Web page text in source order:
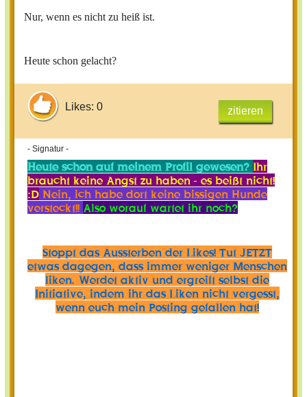
Nur, wenn es nicht zu heiß ist.
Heute schon gelacht?
Likes: 0 zitieren
- Signatur -
Heute schon auf meinem Profil gewesen? Ihr
braucht keine Angst zu haben - es beißt nicht!
:D Nein, ich habe dort keine bissigen Hunde
versteckt!! Also worauf wartet ihr noch?
Stoppt das Aussterben der Likes! Tut JETZT
etwas dagegen, dass immer weniger Menschen
liken. Werdet aktiv und ergreift selbst die
Initiative, indem ihr das Liken nicht vergesst,
wenn euch mein Posting gefallen hat!